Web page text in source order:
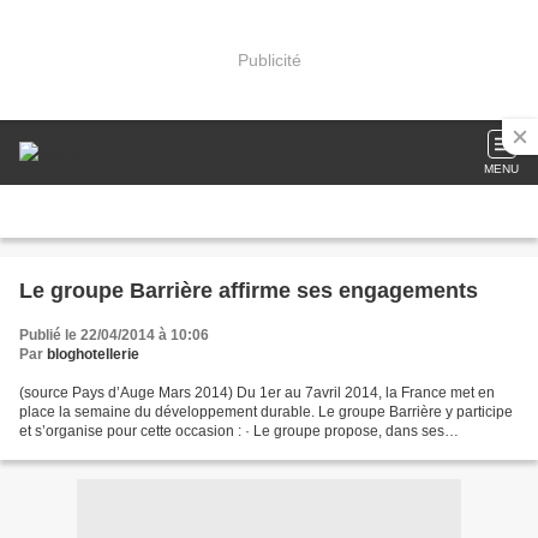
Publicité
MENU
Le groupe Barrière affirme ses engagements
Publié le 22/04/2014 à 10:06
Par bloghotellerie
(source Pays d’Auge Mars 2014) Du 1er au 7avril 2014, la France met en
place la semaine du développement durable. Le groupe Barrière y participe
et s’organise pour cette occasion : · Le groupe propose, dans ses